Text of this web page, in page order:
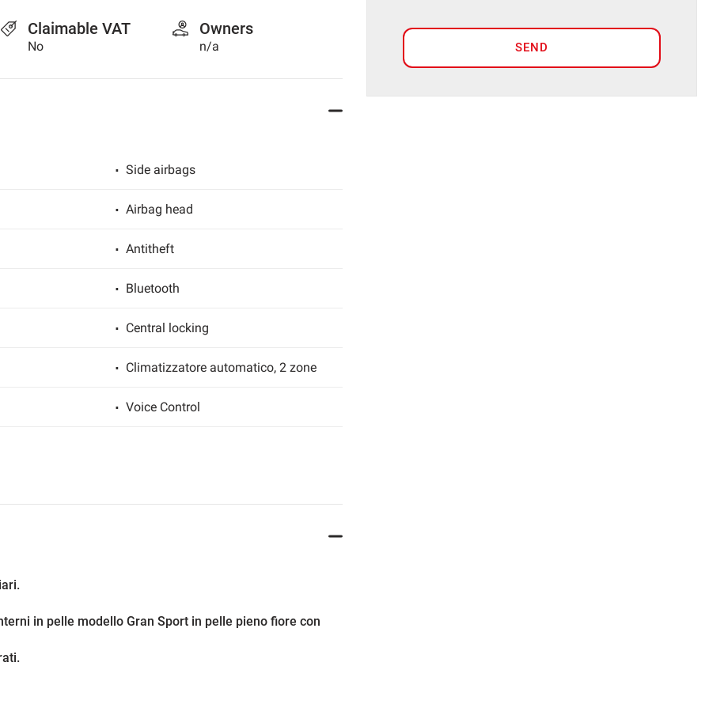
Claimable VAT
No
Owners
n/a
Side airbags
Airbag head
Antitheft
Bluetooth
Central locking
Climatizzatore automatico, 2 zone
Voice Control
in pelle modello Gran Sport in pelle pieno fiore con
SEND